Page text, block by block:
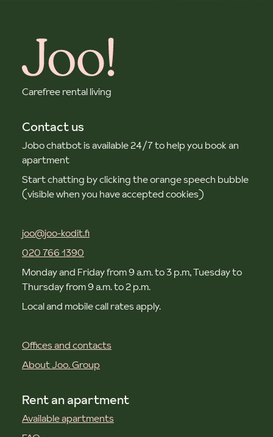
Carefree rental living
Contact us
Jobo chatbot is available 24/7 to help you book an
apartment
Start chatting by clicking the orange speech bubble
(visible when you have accepted cookies)
joo@joo-kodit.fi
020 766 1390
Monday and Friday from 9 a.m. to 3 p.m, Tuesday to
Thursday from 9 a.m. to 2 p.m.
Local and mobile call rates apply.
Offices and contacts
About Joo. Group
Rent an apartment
Available apartments